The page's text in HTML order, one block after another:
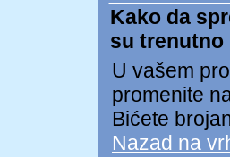
Kako da
su trenutno
U vašem
promenite
Bićete
Nazad na